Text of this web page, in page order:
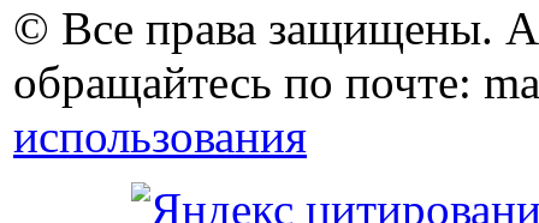
© Все права защищены.
обращайтесь по почте:
использования